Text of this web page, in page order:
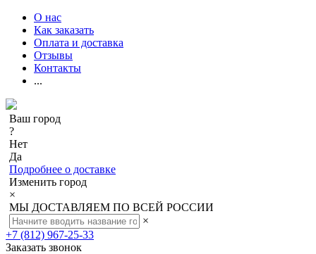
О нас
Как заказать
Оплата и доставка
Отзывы
Контакты
...
Ваш город
?
Нет
Да
Подробнее о доставке
Изменить город
×
МЫ ДОСТАВЛЯЕМ ПО ВСЕЙ РОССИИ
×
+7 (812) 967-25-33
Заказать звонок